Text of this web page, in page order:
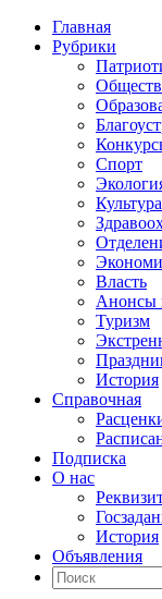
Главная
Рубрики
Спорт
Культура
Власть
Анонсы
Туризм
История
Справочная
Подписка
О нас
История
Объявления
Поиск
Искать: